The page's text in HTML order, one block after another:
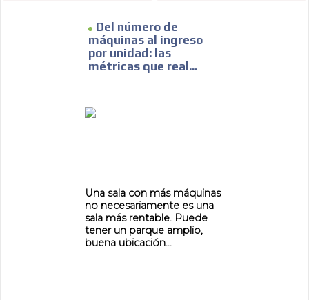
Del número de
máquinas al ingreso
por unidad: las
métricas que real...
Una sala con más máquinas
no necesariamente es una
sala más rentable. Puede
tener un parque amplio,
buena ubicación...